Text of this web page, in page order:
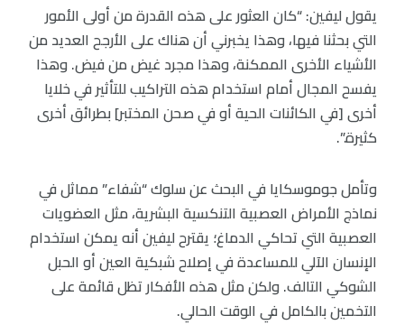
يقول ليفين: “كان العثور على هذه القدرة من أولى الأمور
التي بحثنا فيها، وهذا يخبرني أن هناك على الأرجح العديد من
الأشياء الأخرى الممكنة، وهذا مجرد غيض من فيض. وهذا
يفسح المجال أمام استخدام هذه التراكيب للتأثير في خلايا
أخرى [في الكائنات الحية أو في صحن المختبر] بطرائق أخرى
كثيرة.”.
وتأمل جوموسكايا في البحث عن سلوك “شفاء” مماثل في
نماذج الأمراض العصبية التنكسية البشرية، مثل العضويات
العصبية التي تحاكي الدماغ؛ يقترح ليفين أنه يمكن استخدام
الإنسان الآلي للمساعدة في إصلاح شبكية العين أو الحبل
الشوكي التالف. ولكن مثل هذه الأفكار تظل قائمة على
التخمين بالكامل في الوقت الحالي.